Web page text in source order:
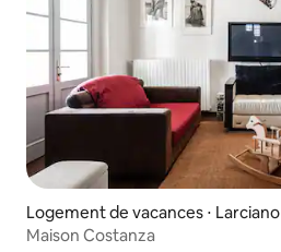
Logement de vacances ⋅ Larciano
Maison Costanza